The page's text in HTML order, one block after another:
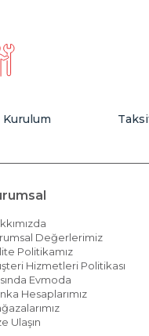
Değerlerimiz
Politikamız
Hizmetleri Politikası
Evmoda
Hesaplarımız
Ulaşın